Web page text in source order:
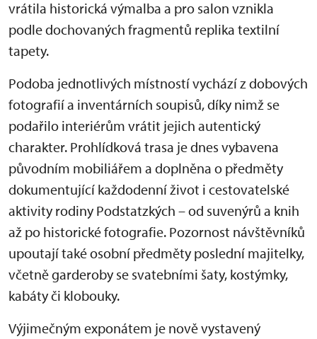
vrátila historická výmalba a pro salon vznikla
podle dochovaných fragmentů replika textilní
tapety.
Podoba jednotlivých místností vychází z dobových
fotografií a inventárních soupisů, díky nimž se
podařilo interiérům vrátit jejich autentický
charakter. Prohlídková trasa je dnes vybavena
původním mobiliářem a doplněna o předměty
dokumentující každodenní život i cestovatelské
aktivity rodiny Podstatzkých – od suvenýrů a knih
až po historické fotografie. Pozornost návštěvníků
upoutají také osobní předměty poslední majitelky,
včetně garderoby se svatebními šaty, kostýmky,
kabáty či klobouky.
Výjimečným exponátem je nově vystavený